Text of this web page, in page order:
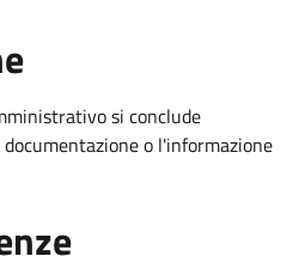
si conclude
o l'informazione